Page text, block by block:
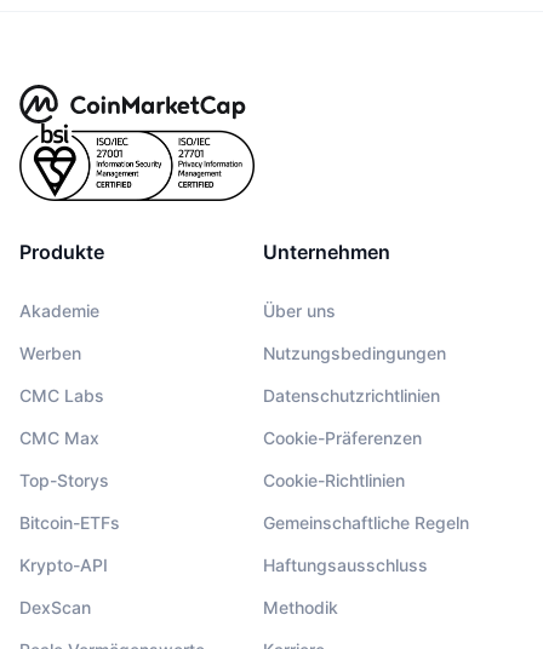
Produkte
Akademie
Werben
CMC Labs
CMC Max
Top-Storys
Bitcoin-ETFs
Krypto-API
DexScan
Unternehmen
Über uns
Nutzungsbedingungen
Datenschutzrichtlinien
Cookie-Präferenzen
Cookie-Richtlinien
Gemeinschaftliche Regeln
Haftungsausschluss
Methodik